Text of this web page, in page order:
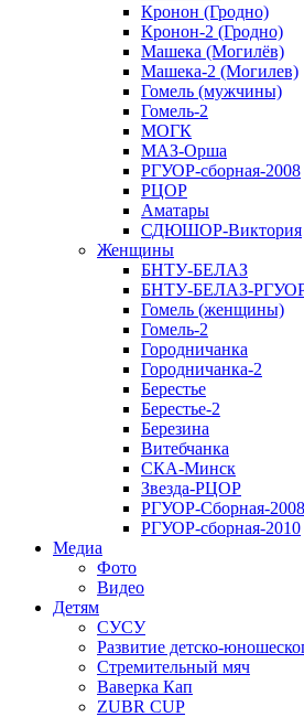
Кронон (Гродно)
Кронон-2 (Гродно)
Машека (Могилёв)
Машека-2 (Могилев)
Гомель (мужчины)
Гомель-2
МОГК
МАЗ-Орша
РГУОР-сборная-2008
РЦОР
Аматары
СДЮШОР-Виктория
Женщины
БНТУ-БЕЛАЗ
БНТУ-БЕЛАЗ-
Гомель (женщины)
Гомель-2
Городничанка
Городничанка-2
Берестье
Берестье-2
Березина
Витебчанка
СКА-Минск
Звезда-РЦОР
РГУОР-Сборная-2008
РГУОР-сборная-2010
Медиа
Фото
Видео
Детям
СУСУ
Развитие детско-
Стремительный мяч
Ваверка Кап
ZUBR CUP